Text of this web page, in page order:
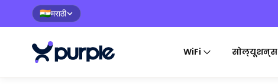
🇮🇳मराठी
WiFi सोल्यूशन्स